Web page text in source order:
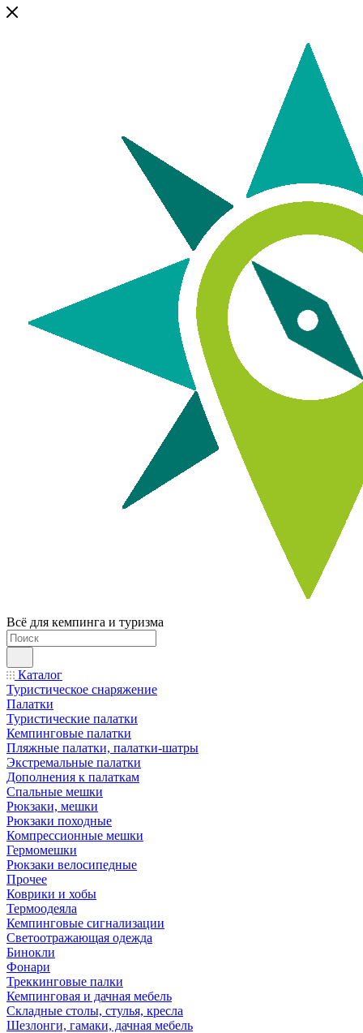
Всё для кемпинга и туризма
Каталог
Туристическое снаряжение
Палатки
Туристические палатки
Кемпинговые палатки
Пляжные палатки, палатки-шатры
Экстремальные палатки
Дополнения к палаткам
Спальные мешки
Рюкзаки, мешки
Рюкзаки походные
Компрессионные мешки
Гермомешки
Рюкзаки велосипедные
Прочее
Коврики и хобы
Термоодеяла
Кемпинговые сигнализации
Светоотражающая одежда
Бинокли
Фонари
Треккинговые палки
Кемпинговая и дачная мебель
Складные столы, стулья, кресла
Шезлонги, гамаки, дачная мебель